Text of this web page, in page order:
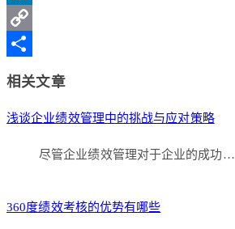
Weibo
LinkedIn
Copy
相关文章
浅谈企业绩效管理中的挑战与应对策略
尽管企业绩效管理对于企业的成功…
360度绩效考核的优势有哪些